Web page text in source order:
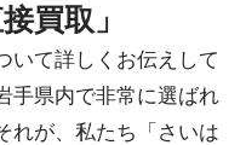
買取」
いて詳しくお伝えして
手県内で非常に選ばれ
れが、私たち「さいは